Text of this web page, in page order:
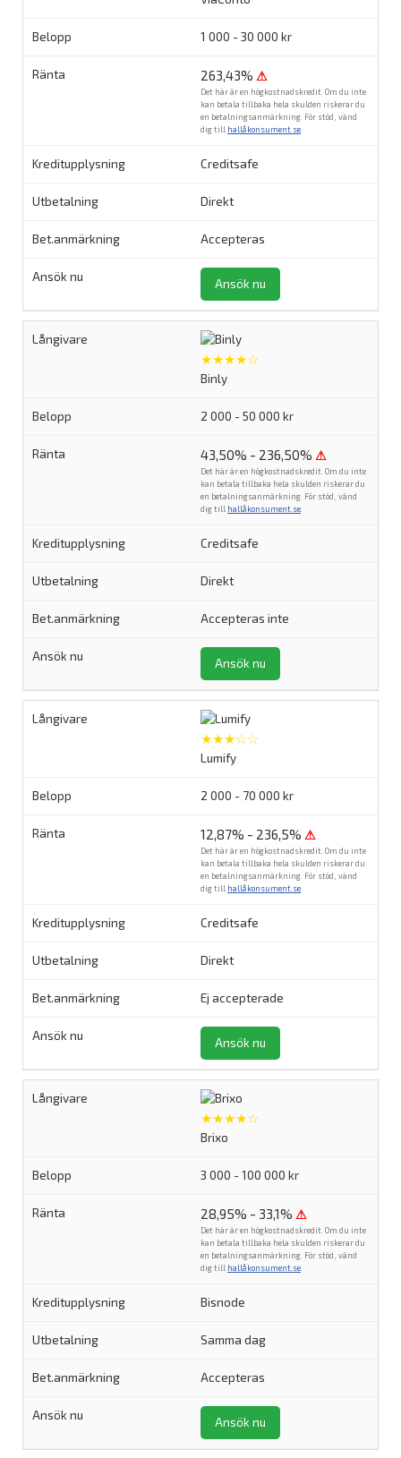
1 000 - 30 000 kr
263,43% ⚠
Det här är en högkostnadskredit. Om du inte
kan betala tillbaka hela skulden riskerar du
en betalningsanmärkning. För stöd, vänd
dig till hallåkonsument.se.
Creditsafe
Direkt
Accepteras
Ansök nu
★★★★☆
Binly
2 000 - 50 000 kr
43,50% - 236,50% ⚠
Det här är en högkostnadskredit. Om du inte
kan betala tillbaka hela skulden riskerar du
en betalningsanmärkning. För stöd, vänd
dig till hallåkonsument.se.
Creditsafe
Direkt
Accepteras inte
Ansök nu
★★★☆☆
Lumify
2 000 - 70 000 kr
12,87% - 236,5% ⚠
Det här är en högkostnadskredit. Om du inte
kan betala tillbaka hela skulden riskerar du
en betalningsanmärkning. För stöd, vänd
dig till hallåkonsument.se.
Creditsafe
Direkt
Ej accepterade
Ansök nu
★★★★☆
Brixo
3 000 - 100 000 kr
28,95% - 33,1% ⚠
Det här är en högkostnadskredit. Om du inte
kan betala tillbaka hela skulden riskerar du
en betalningsanmärkning. För stöd, vänd
dig till hallåkonsument.se.
Bisnode
Samma dag
Accepteras
Ansök nu